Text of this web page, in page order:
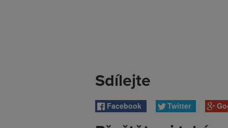
Sdílejte
Facebook Twitter